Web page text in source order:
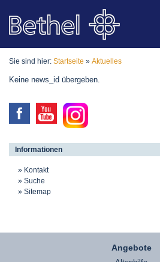
Sie sind hier: Startseite » Aktuelles
Keine news_id übergeben.
Informationen
Kontakt
Suche
Sitemap
Angebote